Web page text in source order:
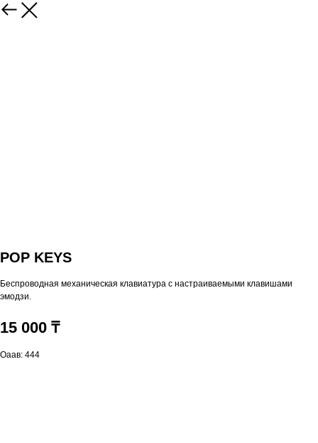
POP KEYS
Беспроводная механическая клавиатура с настраиваемыми клавишами
эмодзи.
15 000 ₸
Оаав: 444